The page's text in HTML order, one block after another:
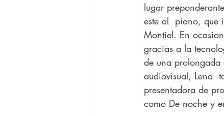
lugar
este al  piano, que
Montiel. En
gracias a la
de una
audiovisual, Lena
presentadora de
como De noche y